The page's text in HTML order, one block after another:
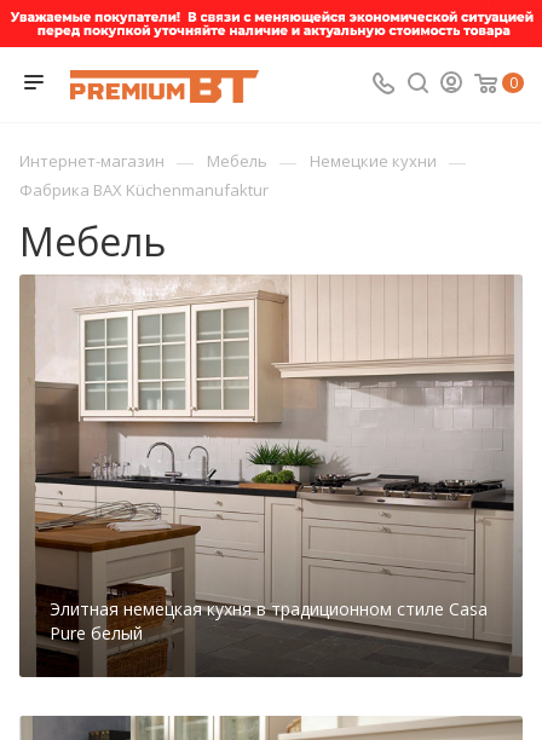
0
Интернет-магазин — Мебель — Немецкие кухни —
Фабрика BAX Küchenmanufaktur
Мебель
Элитная немецкая кухня в традиционном стиле Casa
Pure белый